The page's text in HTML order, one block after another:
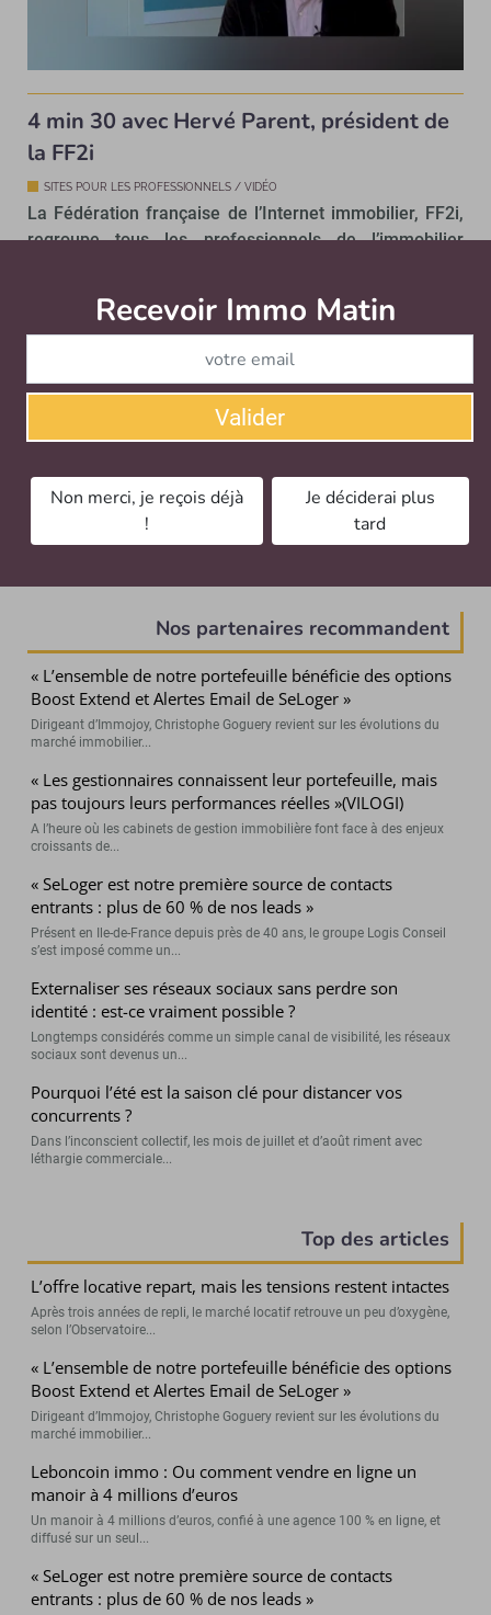
4 min 30 avec Hervé Parent, président de
la FF2i
SITES POUR LES PROFESSIONNELS / VIDÉO
La Fédération française de l’Internet immobilier, FF2i,
regroupe tous les professionnels de l’immobilier
Nos partenaires recommandent
« L’ensemble de notre portefeuille bénéficie des options
Boost Extend et Alertes Email de SeLoger »
Dirigeant d’Immojoy, Christophe Goguery revient sur les évolutions du
marché immobilier...
« Les gestionnaires connaissent leur portefeuille, mais
pas toujours leurs performances réelles »(VILOGI)
A l’heure où les cabinets de gestion immobilière font face à des enjeux
croissants de...
« SeLoger est notre première source de contacts
entrants : plus de 60 % de nos leads »
Présent en Ile-de-France depuis près de 40 ans, le groupe Logis Conseil
s’est imposé comme un...
Externaliser ses réseaux sociaux sans perdre son
identité : est-ce vraiment possible ?
Longtemps considérés comme un simple canal de visibilité, les réseaux
sociaux sont devenus un...
Pourquoi l’été est la saison clé pour distancer vos
concurrents ?
Dans l’inconscient collectif, les mois de juillet et d’août riment avec
léthargie commerciale...
Top des articles
L’offre locative repart, mais les tensions restent intactes
Après trois années de repli, le marché locatif retrouve un peu d’oxygène,
selon l’Observatoire...
« L’ensemble de notre portefeuille bénéficie des options
Boost Extend et Alertes Email de SeLoger »
Dirigeant d’Immojoy, Christophe Goguery revient sur les évolutions du
marché immobilier...
Leboncoin immo : Ou comment vendre en ligne un
manoir à 4 millions d’euros
Un manoir à 4 millions d’euros, confié à une agence 100 % en ligne, et
diffusé sur un seul...
« SeLoger est notre première source de contacts
entrants : plus de 60 % de nos leads »
Recevoir Immo Matin
Valider
Non merci, je reçois déjà
!
Je déciderai plus
tard